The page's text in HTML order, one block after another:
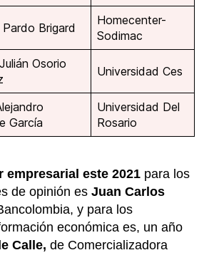
Pardo Brigard
Homecenter-
Sodimac
Osorio
Universidad Ces
García
Universidad Del
Rosario
empresarial este 2021 para los
de opinión es Juan Carlos
y para los
económica es, un año
Calle, de Comercializadora